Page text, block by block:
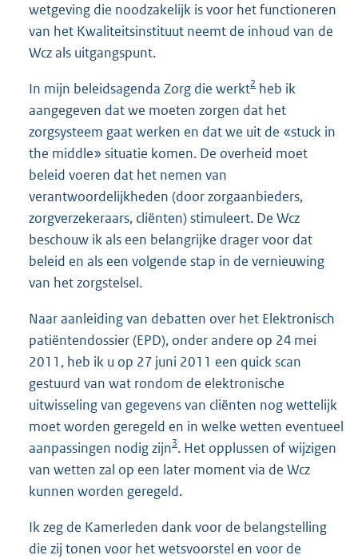
wetgeving die noodzakelijk is voor het functioneren
van het Kwaliteitsinstituut neemt de inhoud van de
Wcz als uitgangspunt.
In mijn beleidsagenda Zorg die werkt2 heb ik
aangegeven dat we moeten zorgen dat het
zorgsysteem gaat werken en dat we uit de «stuck in
the middle» situatie komen. De overheid moet
beleid voeren dat het nemen van
verantwoordelijkheden (door zorgaanbieders,
zorgverzekeraars, cliënten) stimuleert. De Wcz
beschouw ik als een belangrijke drager voor dat
beleid en als een volgende stap in de vernieuwing
van het zorgstelsel.
Naar aanleiding van debatten over het Elektronisch
patiëntendossier (EPD), onder andere op 24 mei
2011, heb ik u op 27 juni 2011 een quick scan
gestuurd van wat rondom de elektronische
uitwisseling van gegevens van cliënten nog wettelijk
moet worden geregeld en in welke wetten eventueel
aanpassingen nodig zijn3. Het opplussen of wijzigen
van wetten zal op een later moment via de Wcz
kunnen worden geregeld.
Ik zeg de Kamerleden dank voor de belangstelling
die zij tonen voor het wetsvoorstel en voor de